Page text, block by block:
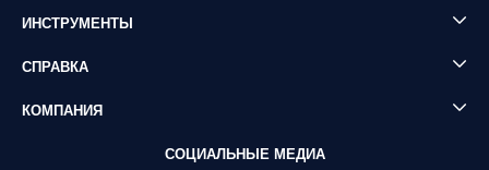
ИНСТРУМЕНТЫ
СПРАВКА
КОМПАНИЯ
СОЦИАЛЬНЫЕ МЕДИА